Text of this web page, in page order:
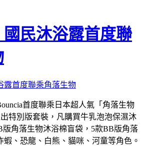
國民沐浴露首度聯
首度聯乘日本超人氣「角落生物
出特別版套裝，凡購買牛乳泡泡保濕沐
角落生物沐浴棉盲袋，5款BB版角落
蝦、恐龍、白熊、貓咪、河童等角色。